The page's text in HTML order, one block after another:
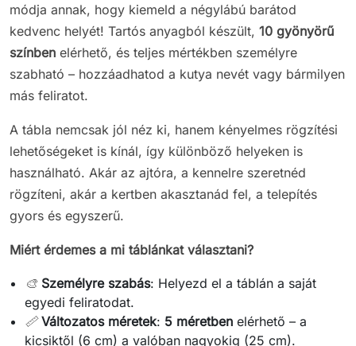
módja annak, hogy kiemeld a négylábú barátod
kedvenc helyét! Tartós anyagból készült, 10 gyönyörű
színben elérhető, és teljes mértékben személyre
szabható – hozzáadhatod a kutya nevét vagy bármilyen
más feliratot.
A tábla nemcsak jól néz ki, hanem kényelmes rögzítési
lehetőségeket is kínál, így különböző helyeken is
használható. Akár az ajtóra, a kennelre szeretnéd
rögzíteni, akár a kertben akasztanád fel, a telepítés
gyors és egyszerű.
Miért érdemes a mi táblánkat választani?
🎨 Személyre szabás: Helyezd el a táblán a saját
egyedi feliratodat.
📏 Változatos méretek: 5 méretben elérhető – a
kicsiktől (6 cm) a valóban nagyokig (25 cm).